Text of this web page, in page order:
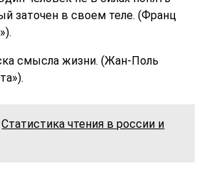
заточен в своем теле. (Франц
смысла жизни. (Жан-Поль
Статистика чтения в россии и